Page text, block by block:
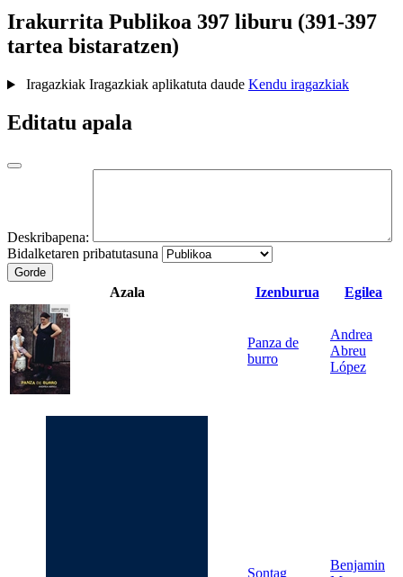
Irakurrita Publikoa 397 liburu (391-397
tartea bistaratzen)
Iragazkiak Iragazkiak aplikatuta daude Kendu iragazkiak
Editatu apala
Deskribapena:
Bidalketaren pribatutasuna
Gorde
Azala Izenburua Egilea
Panza de
burro
Andrea
Abreu
López
Sontag
Benjamin